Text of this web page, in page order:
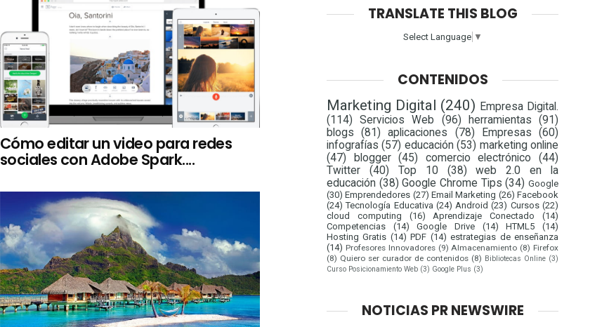
Cómo editar un video para redes
sociales con Adobe Spark....
TRANSLATE THIS BLOG
Select Language ▼
CONTENIDOS
Marketing Digital (240) Empresa Digital.
(114)
Servicios Web (96) herramientas
(91)
blogs
(81) aplicaciones (78) Empresas
(60)
infografías (57) educación (53) marketing online
(47)
blogger (45) comercio electrónico
(44)
Twitter
(40) Top 10 (38)
web 2.0 en la
educación (38) Google Chrome Tips (34) Google
(30) Emprendedores (27) Email Marketing (26) Facebook
(24) Tecnología Educativa (24) Android (23) Cursos (22)
cloud computing
(16) Aprendizaje Conectado
(14)
Competencias
(14) Google Drive (14) HTML5
(14)
Hosting Gratis (14) PDF (14) estrategias de enseñanza
(14) Profesores Innovadores (9) Almacenamiento (8) Firefox
(8) Quiero ser curador de contenidos (8) Bibliotecas Online (3)
Curso Posicionamiento Web (3) Google Plus (3)
NOTICIAS PR NEWSWIRE